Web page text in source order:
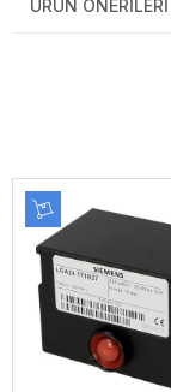
ÜRÜN ÖNERILERI